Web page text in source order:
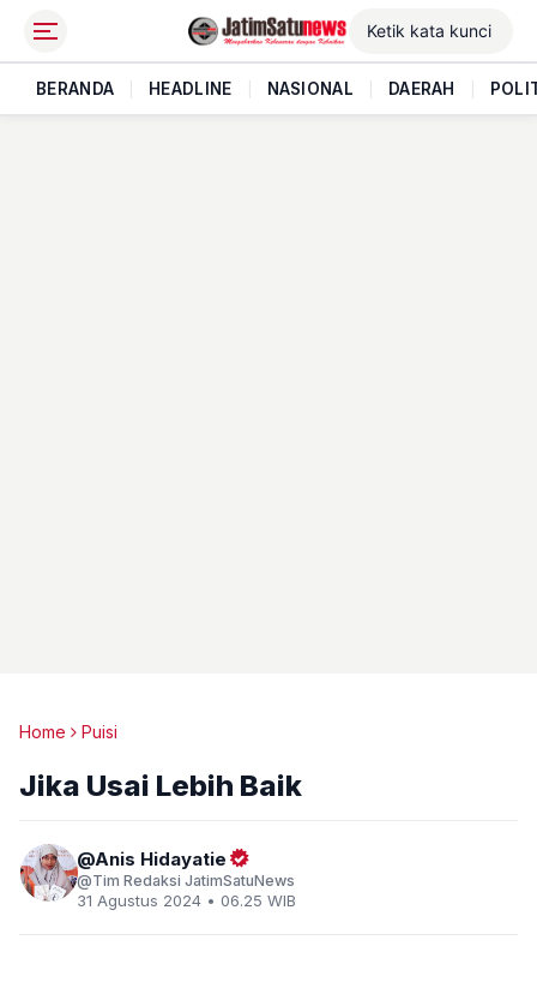
BERANDA HEADLINE NASIONAL DAERAH
Home Puisi
Jika Usai Lebih Baik
Anis Hidayatie
Tim Redaksi JatimSatuNews
31 Agustus 2024 • 06.25 WIB